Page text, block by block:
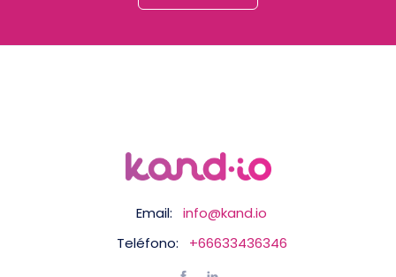
Email:
info@kand.io
Teléfono:
+66633436346